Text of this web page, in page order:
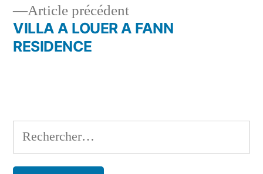
l’article
Article précédentArticle
précédent :
VILLA A LOUER A FANN
RESIDENCE
Rechercher :